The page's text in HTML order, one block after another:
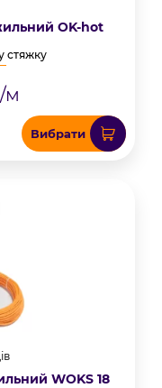
OK-hot
стяжку
м
Вибрати
WOKS 18